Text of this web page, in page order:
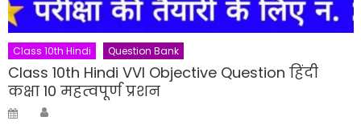
Class 10th Hindi Question Bank
Class 10th Hindi VVI Objective Question हिंदी
कक्षा 10 महत्वपूर्ण प्रशन
Posted